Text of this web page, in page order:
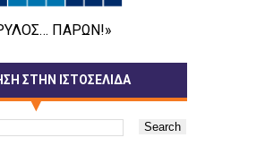
ΠΑΡΩΝ!»
ΣΤΗΝ ΙΣΤΟΣΕΛΙΔΑ